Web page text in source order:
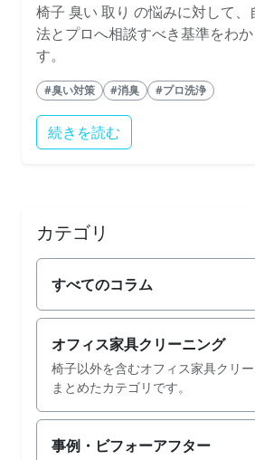
椅子 臭い 取り の悩みに対して
法とプロへ相談すべき基準をわ
す。
#臭い対策 #消臭 #プロ洗浄
続きを読む
カテゴリ
すべてのコラム
オフィス家具クリーニング
椅子以外を含むオフィス家具クリ
まとめたカテゴリです。
事例・ビフォーアフター